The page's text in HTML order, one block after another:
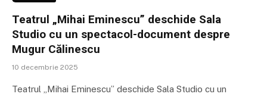
Teatrul „Mihai Eminescu” deschide Sala
Studio cu un spectacol-document despre
Mugur Călinescu
10 decembrie 2025
Teatrul „Mihai Eminescu” deschide Sala Studio cu un